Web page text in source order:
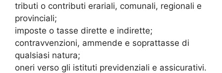
tributi o contributi erariali, comunali, regionali e
provinciali;
imposte o tasse dirette e indirette;
contravvenzioni, ammende e soprattasse di
qualsiasi natura;
oneri verso gli istituti previdenziali e assicurativi.